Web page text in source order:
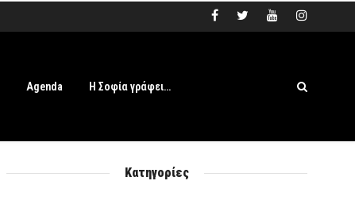
Agenda Η Σοφία γράφει…
Κατηγορίες